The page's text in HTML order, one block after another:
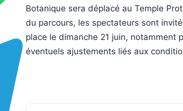
Botanique sera déplacé au Temple
du parcours, les spectateurs sont
place le dimanche 21 juin, notamment
éventuels ajustements liés aux